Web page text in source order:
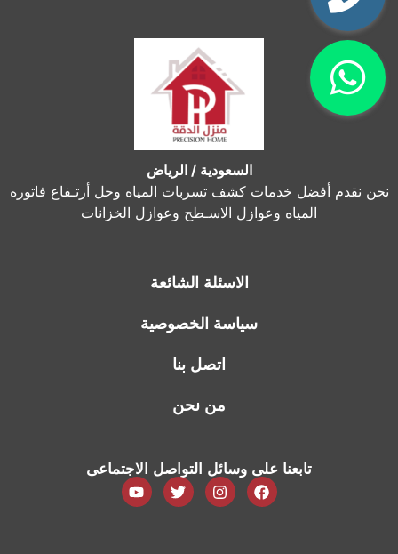
السعودية / الرياض
نحن نقدم أفضل خدمات كشف تسربات المياه وحل أرتـفاع فاتوره
المياه وعوازل الاسـطح وعوازل الخزانات
الاسئلة الشائعة
سياسة الخصوصية
اتصل بنا
من نحن
تابعنا على وسائل التواصل الاجتماعى